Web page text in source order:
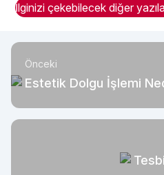
İlginizi çekebilecek diğer
Önceki
Estetik Dolgu İşlemi